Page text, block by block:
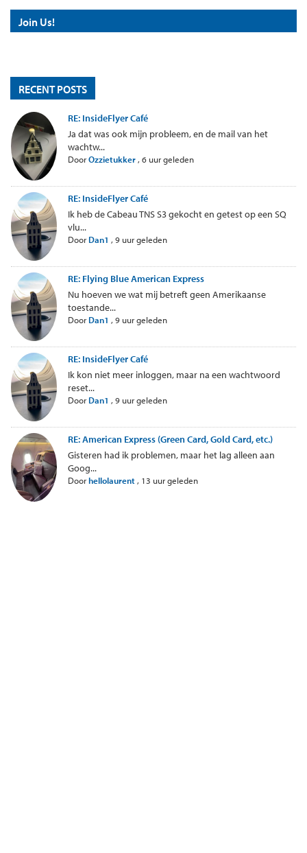
Join Us!
RECENT POSTS
RE: InsideFlyer Café
Ja dat was ook mijn probleem, en de mail van het
wachtw...
DoorOzzietukker,6 uur geleden
RE: InsideFlyer Café
Ik heb de Cabeau TNS S3 gekocht en getest op een SQ
vlu...
Door Dan1 ,9 uur geleden
RE: Flying Blue American Express
Nu hoeven we wat mij betreft geen Amerikaanse
toestande...
Door Dan1 ,9 uur geleden
RE: InsideFlyer Café
Ik kon niet meer inloggen, maar na een wachtwoord
reset...
Door Dan1 ,9 uur geleden
RE: American Express (Green Card, Gold Card, etc.)
Gisteren had ik problemen, maar het lag alleen aan
Goog...
Doorhellolaurent, 13 uur geleden